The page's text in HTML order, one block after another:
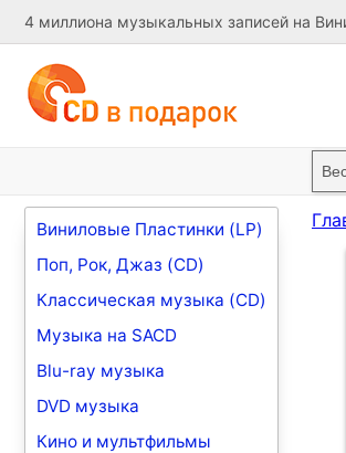
4 миллиона музыкальных записей на
Виниловые Пластинки (LP)
Поп, Рок, Джаз (CD)
Классическая музыка (CD)
Музыка на SACD
Blu-ray музыка
DVD музыка
Кино и мультфильмы